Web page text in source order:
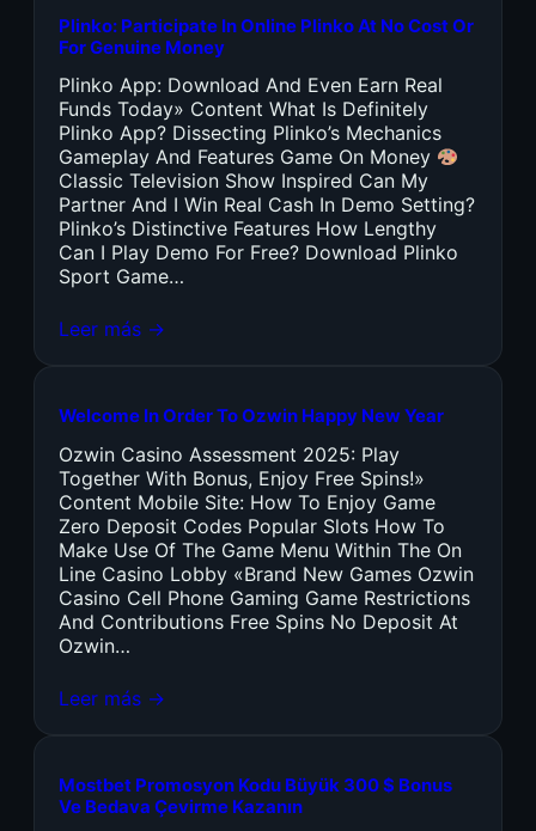
Plinko: Participate In Online Plinko At No Cost Or
For Genuine Money
Plinko App: Download And Even Earn Real
Funds Today» Content What Is Definitely
Plinko App? Dissecting Plinko’s Mechanics
Gameplay And Features Game On Money
Classic Television Show Inspired Can My
Partner And I Win Real Cash In Demo Setting?
Plinko’s Distinctive Features How Lengthy
Can I Play Demo For Free? Download Plinko
Sport Game…
Leer más →
Welcome In Order To Ozwin Happy New Year
Ozwin Casino Assessment 2025: Play
Together With Bonus, Enjoy Free Spins!»
Content Mobile Site: How To Enjoy Game
Zero Deposit Codes Popular Slots How To
Make Use Of The Game Menu Within The On
Line Casino Lobby «Brand New Games Ozwin
Casino Cell Phone Gaming Game Restrictions
And Contributions Free Spins No Deposit At
Ozwin…
Leer más →
Mostbet Promosyon Kodu Büyük 300 $ Bonus
Ve Bedava Çevirme Kazanın